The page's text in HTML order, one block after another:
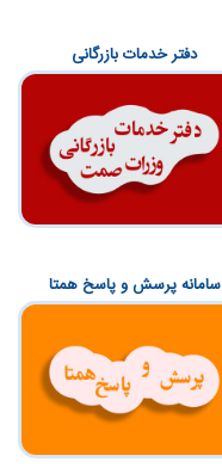
دفتر خدمات بازرگانی
سامانه پرسش و پاسخ همتا